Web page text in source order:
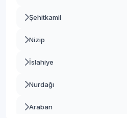
Şehitkamil
Nizip
İslahiye
Nurdağı
Araban